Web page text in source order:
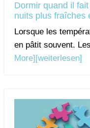
Dormir quand il
nuits plus fraîches
Lorsque les
en pâtit souvent.
More] [weiterlesen]